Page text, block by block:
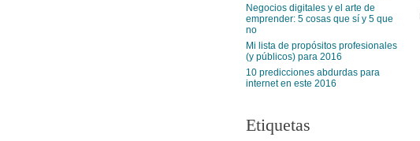
Negocios digitales y el arte de
emprender: 5 cosas que sí y 5 que
no
Mi lista de propósitos profesionales
(y públicos) para 2016
10 predicciones abdurdas para
internet en este 2016
Etiquetas